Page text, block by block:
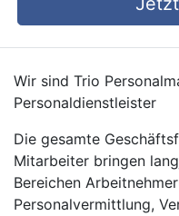
Wir sind Trio
Personaldienstleister
Die gesamte
Mitarbeiter bringen
Bereichen
Personalvermittlung,